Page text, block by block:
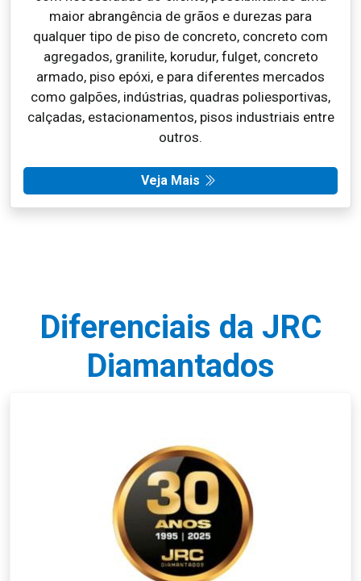
maior abrangência de grãos e durezas para
qualquer tipo de piso de concreto, concreto com
agregados, granilite, korudur, fulget, concreto
armado, piso epóxi, e para diferentes mercados
como galpões, indústrias, quadras poliesportivas,
calçadas, estacionamentos, pisos industriais entre
outros.
Veja Mais
Diferenciais da JRC
Diamantados